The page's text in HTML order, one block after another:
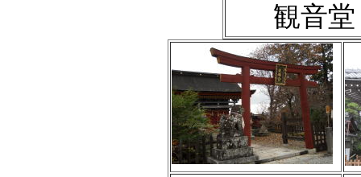
観音堂